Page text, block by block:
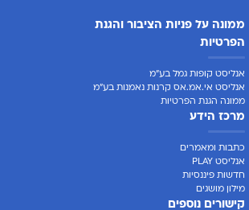
ממונה על פניות הציבור והגנת
הפרטיות
אנליסט קופות גמל בע"מ
אנליסט אי.אמ.אס קרנות נאמנות בע"מ
ממונה הגנת הפרטיות
מרכז הידע
כתבות ומאמרים
אנליסט PLAY
חדשות פיננסיות
מילון מושגים
קישורים נוספים